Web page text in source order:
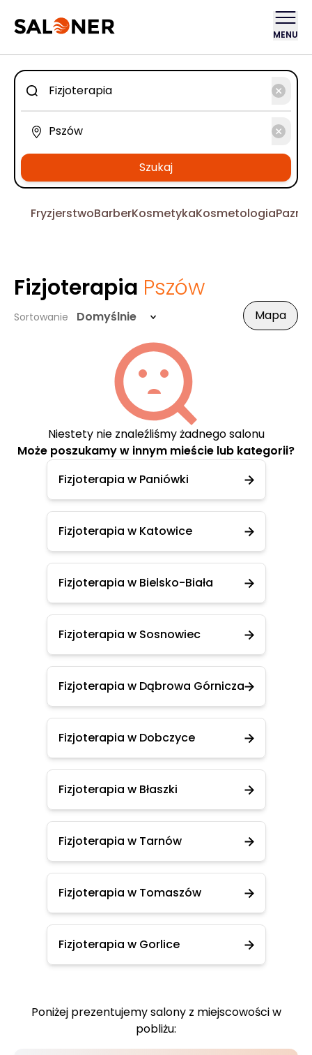
MENU
Szukaj
FryzjerstwoBarberKosmetykaKosmetologia
Fizjoterapia Pszów
Sortowanie Domyślnie Mapa
Niestety nie znaleźliśmy żadnego salonu
Może poszukamy w innym mieście lub kategorii?
Fizjoterapia w Paniówki
Fizjoterapia w Katowice
Fizjoterapia w Bielsko-Biała
Fizjoterapia w Sosnowiec
Fizjoterapia w Dąbrowa Górnicza
Fizjoterapia w Dobczyce
Fizjoterapia w Błaszki
Fizjoterapia w Tarnów
Fizjoterapia w Tomaszów
Fizjoterapia w Gorlice
Poniżej prezentujemy salony z miejscowości w
pobliżu: